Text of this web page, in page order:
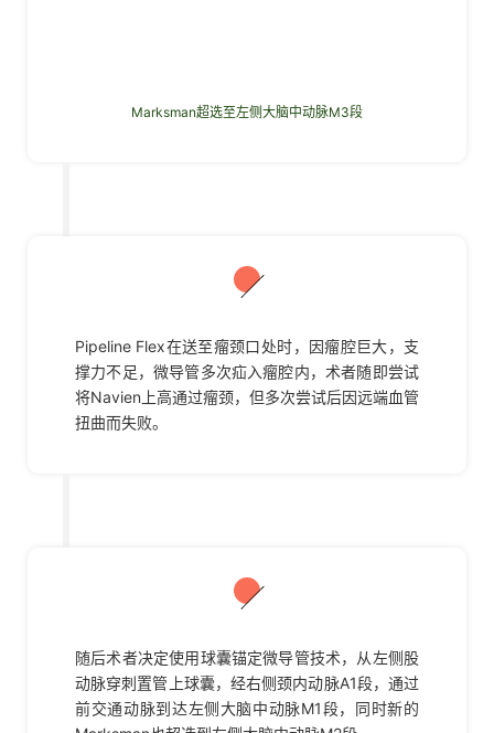
Marksman超选至左侧大脑中动脉M3段
03
Pipeline Flex在送至瘤颈口处时，因瘤腔巨大，支
撑力不足，微导管多次疝入瘤腔内，术者随即尝试
将Navien上高通过瘤颈，但多次尝试后因远端血管
扭曲而失败。
04
随后术者决定使用球囊锚定微导管技术，从左侧股
动脉穿刺置管上球囊，经右侧颈内动脉A1段，通过
前交通动脉到达左侧大脑中动脉M1段，同时新的